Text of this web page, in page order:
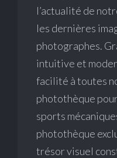
l’actualité de
les dernières
photographes.
intuitive et
facilité à toutes
photothèque
sports
photothèque
trésor visuel